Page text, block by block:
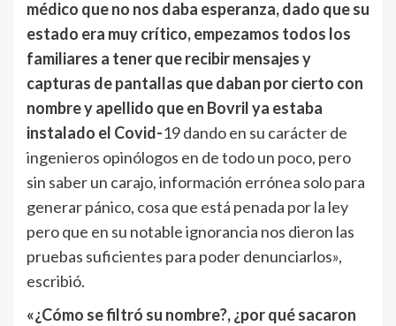
médico que no nos daba esperanza, dado que su
estado era muy crítico, empezamos todos los
familiares a tener que recibir mensajes y
capturas de pantallas que daban por cierto con
nombre y apellido que en Bovril ya estaba
instalado el Covid-19 dando en su carácter de
ingenieros opinólogos en de todo un poco, pero
sin saber un carajo, información errónea solo para
generar pánico, cosa que está penada por la ley
pero que en su notable ignorancia nos dieron las
pruebas suficientes para poder denunciarlos»,
escribió.
«¿Cómo se filtró su nombre?, ¿por qué sacaron